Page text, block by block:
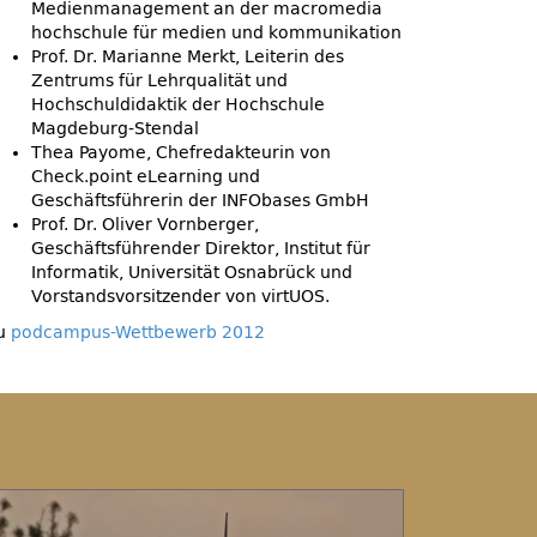
Medienmanagement an der macromedia
hochschule für medien und kommunikation
Prof. Dr. Marianne Merkt, Leiterin des
Zentrums für Lehrqualität und
Hochschuldidaktik der Hochschule
Magdeburg-Stendal
Thea Payome, Chefredakteurin von
Check.point eLearning und
Geschäftsführerin der INFObases GmbH
Prof. Dr. Oliver Vornberger,
Geschäftsführender Direktor, Institut für
Informatik, Universität Osnabrück und
Vorstandsvorsitzender von virtUOS.
podcampus-Wettbewerb 2012